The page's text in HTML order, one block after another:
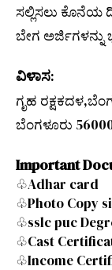
ಸಲ್ಲಿಸಲು ಕೊನೆಯ
ಬೇಗ
ವಿಳಾಸ:
ಗೃಹ
ಬೆಂಗಳೂರು
Important
♧Adhar card
♧Photo Copy
♧sslc puc
♧Cast
♧Income